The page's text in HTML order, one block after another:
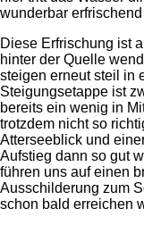
wunderbar
Diese Erfrischung ist
hinter der Quelle
steigen erneut steil in
Steigungsetappe ist
bereits ein wenig in
trotzdem nicht so
Atterseeblick und
Aufstieg dann so gut
führen uns auf einen
Ausschilderung zum
schon bald erreichen